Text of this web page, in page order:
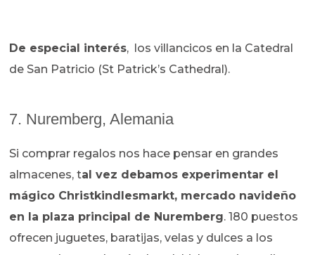
De especial interés, los villancicos en la Catedral
de San Patricio (St Patrick’s Cathedral).
7. Nuremberg, Alemania
Si comprar regalos nos hace pensar en grandes
almacenes, tal vez debamos experimentar el
mágico Christkindlesmarkt, mercado navideño
en la plaza principal de Nuremberg. 180 puestos
ofrecen juguetes, baratijas, velas y dulces a los